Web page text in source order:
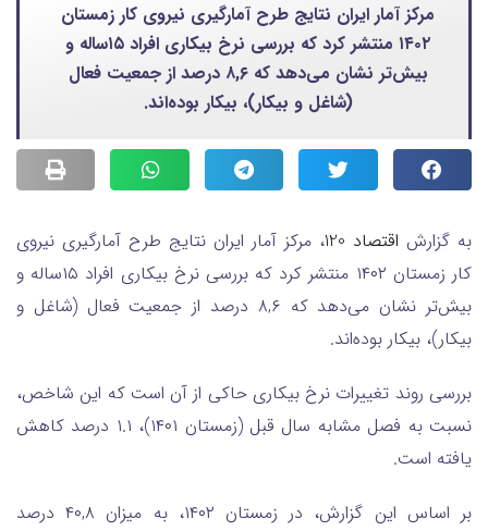
مرکز آمار ایران نتایج طرح آمارگیری نیروی کار زمستان
۱۴۰۲ منتشر کرد که بررسی نرخ بیکاری افراد ۱۵ساله و
بیش‌تر نشان می‌دهد که ۸,۶ درصد از جمعیت فعال
(شاغل و بیکار)، بیکار بوده‌اند.
به گزارش اقتصاد 120
، مرکز آمار ایران نتایج طرح آمارگیری نیروی
کار زمستان ۱۴۰۲ منتشر کرد که بررسی نرخ بیکاری افراد ۱۵ساله و
بیش‌تر نشان می‌دهد که ۸,۶ درصد از جمعیت فعال (شاغل و
بیکار)، بیکار بوده‌اند.
بررسی روند تغییرات نرخ بیکاری حاکی از آن است که این شاخص،
نسبت به فصل مشابه سال قبل (زمستان ۱۴۰۱)، ۱.۱ درصد کاهش
یافته است.
بر اساس این گزارش، در زمستان ۱۴۰۲، به میزان ۴۰,۸ درصد